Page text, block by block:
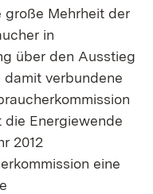
große Mehrheit der
in
über den Ausstieg
verbundene
Energiewende
2012
eine